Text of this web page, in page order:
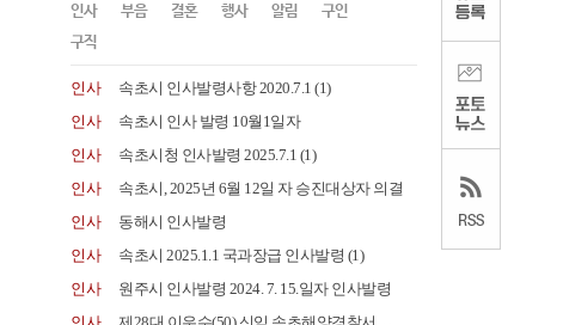
인사 부음 결혼 행사 알림
구인
구직
인사 속초시 인사발령사항 2020.7.1 (1)
인사
속초시 인사 발령 10월1일자
인사
속초시청 인사발령 2025.7.1 (1)
인사
속초시, 2025년 6월 12일 자 승진대상자 의결
인사
동해시 인사발령
인사
속초시 2025.1.1 국과장급 인사발령 (1)
인사
원주시 인사발령 2024. 7. 15.일자 인사발령